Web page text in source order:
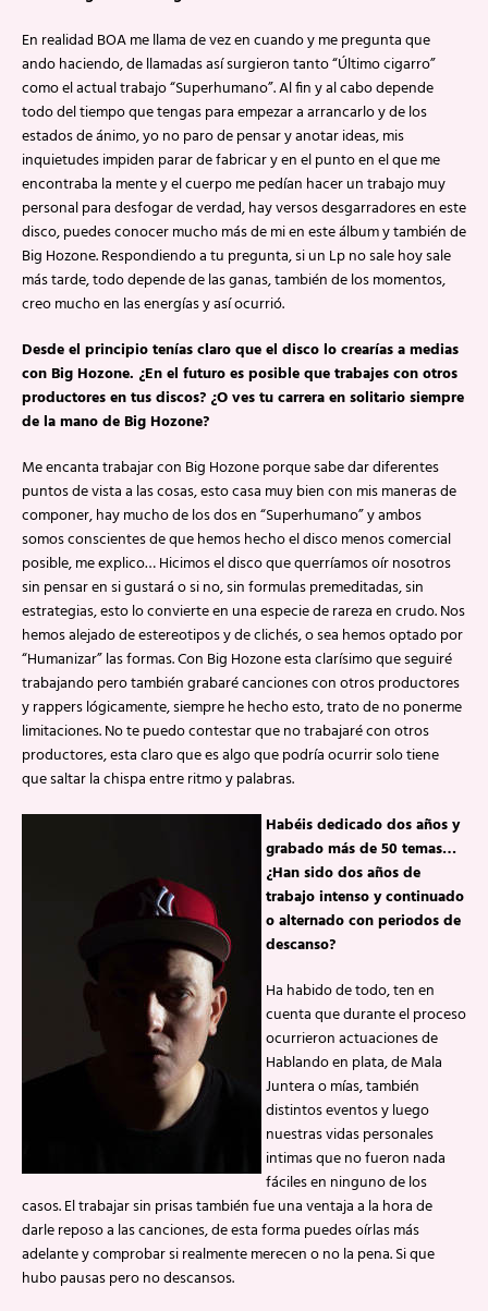
En realidad BOA me llama de vez en cuando y me pregunta que
ando haciendo, de llamadas así surgieron tanto “Último cigarro”
como el actual trabajo “Superhumano”. Al fin y al cabo depende
todo del tiempo que tengas para empezar a arrancarlo y de los
estados de ánimo, yo no paro de pensar y anotar ideas, mis
inquietudes impiden parar de fabricar y en el punto en el que me
encontraba la mente y el cuerpo me pedían hacer un trabajo muy
personal para desfogar de verdad, hay versos desgarradores en este
disco, puedes conocer mucho más de mi en este álbum y también de
Big Hozone. Respondiendo a tu pregunta, si un Lp no sale hoy sale
más tarde, todo depende de las ganas, también de los momentos,
creo mucho en las energías y así ocurrió.
Desde el principio tenías claro que el disco lo crearías a medias
con Big Hozone. ¿En el futuro es posible que trabajes con otros
productores en tus discos? ¿O ves tu carrera en solitario siempre
de la mano de Big Hozone?
Me encanta trabajar con Big Hozone porque sabe dar diferentes
puntos de vista a las cosas, esto casa muy bien con mis maneras de
componer, hay mucho de los dos en “Superhumano” y ambos
somos conscientes de que hemos hecho el disco menos comercial
posible, me explico… Hicimos el disco que querríamos oír nosotros
sin pensar en si gustará o si no, sin formulas premeditadas, sin
estrategias, esto lo convierte en una especie de rareza en crudo. Nos
hemos alejado de estereotipos y de clichés, o sea hemos optado por
“Humanizar” las formas. Con Big Hozone esta clarísimo que seguiré
trabajando pero también grabaré canciones con otros productores
y rappers lógicamente, siempre he hecho esto, trato de no ponerme
limitaciones. No te puedo contestar que no trabajaré con otros
productores, esta claro que es algo que podría ocurrir solo tiene
que saltar la chispa entre ritmo y palabras.
Habéis dedicado dos años y
grabado más de 50 temas…
¿Han sido dos años de
trabajo intenso y continuado
o alternado con periodos de
descanso?
Ha habido de todo, ten en
cuenta que durante el proceso
ocurrieron actuaciones de
Hablando en plata, de Mala
Juntera o mías, también
distintos eventos y luego
nuestras vidas personales
intimas que no fueron nada
fáciles en ninguno de los
casos. El trabajar sin prisas también fue una ventaja a la hora de
darle reposo a las canciones, de esta forma puedes oírlas más
adelante y comprobar si realmente merecen o no la pena. Si que
hubo pausas pero no descansos.